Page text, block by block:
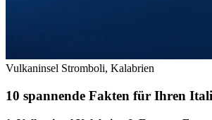
Vulkaninsel Stromboli, Kalabrien
10 spannende Fakten für Ihren